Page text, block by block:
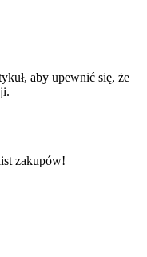
aby upewnić się, że
zakupów!